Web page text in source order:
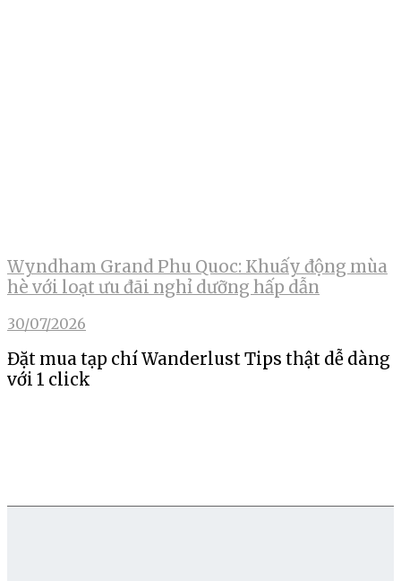
Wyndham Grand Phu Quoc: Khuấy động mùa
hè với loạt ưu đãi nghỉ dưỡng hấp dẫn
30/07/2026
Đặt mua tạp chí Wanderlust Tips thật dễ dàng
với 1 click